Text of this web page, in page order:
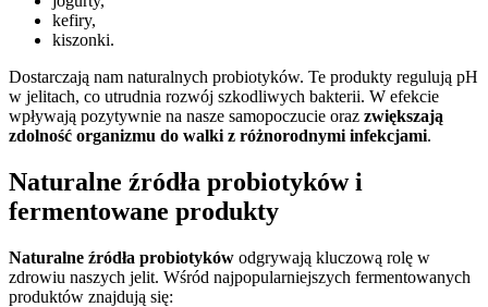
kefiry,
kiszonki.
Dostarczają nam naturalnych probiotyków. Te produkty regulują pH
w jelitach, co utrudnia rozwój szkodliwych bakterii. W efekcie
wpływają pozytywnie na nasze samopoczucie oraz zwiększają
zdolność organizmu do walki z różnorodnymi infekcjami.
Naturalne źródła probiotyków i
fermentowane produkty
Naturalne źródła probiotyków odgrywają kluczową rolę w
zdrowiu naszych jelit. Wśród najpopularniejszych fermentowanych
produktów znajdują się: